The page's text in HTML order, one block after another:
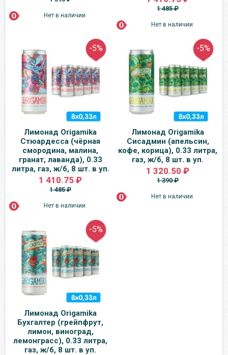
Нет в наличии
1 485 ₽
Нет в наличии
-5%
Лимонад Origamika
Стюардесса (чёрная
смородина, малина,
гранат, лаванда), 0.33
литра, газ, ж/б, 8 шт. в уп.
1 410.75 ₽
1 485 ₽
Нет в наличии
-5%
Лимонад Origamika
Сисадмин (апельсин,
кофе, корица), 0.33 литра,
газ, ж/б, 8 шт. в уп.
1 320.50 ₽
1 390 ₽
Нет в наличии
-5%
Лимонад Origamika
Бухгалтер (грейпфрут,
лимон, виноград,
лемонграсс), 0.33 литра,
газ, ж/б, 8 шт. в уп.